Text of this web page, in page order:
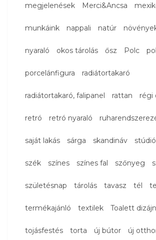
megjelenések Merci&Ancsa
munkáink nappali natúr
nyaraló okos tárolás ősz Polc
porcelánfigura radiátortakaró
radiátortakaró, falipanel rattan régi
retró retró nyaraló
saját lakás sárga skandináv
szék színes színes fal szőnyeg
születésnap tárolás tavasz tél
termékajánló textilek Toalett dizájn
tojásfestés torta új bútor új